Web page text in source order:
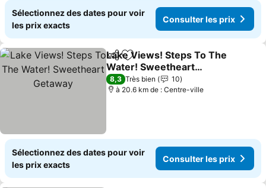
Sélectionnez des dates pour voir
les prix exacts
Consulter les prix
PartagerAjouter à mes favoris
Lake Views! Steps To The
Water! Sweetheart
Getaway
Consulter les prix
8,3 Très bien
10
à 20.6 km de : Centre-ville
Sélectionnez des dates pour voir
les prix exacts
Consulter les prix